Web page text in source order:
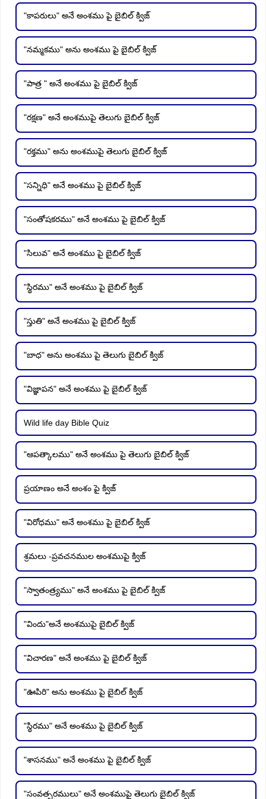
"కాపరులు" అనే అంశము పై బైబిల్ క్విజ్
"నమ్మకము" అను అంశము పై బైబిల్ క్విజ్
"పాత్ర " అనే అంశము పై బైబిల్ క్విజ్
"రక్షణ" అనే అంశముపై తెలుగు బైబిల్ క్విజ్
"రక్తము" అను అంశముపై తెలుగు బైబిల్ క్విజ్
"సన్నిధి" అనే అంశము పై బైబిల్ క్విజ్
"సంతోషకరము" అనే అంశము పై బైబిల్ క్విజ్
"సిలువ" అనే అంశము పై బైబిల్ క్విజ్
"స్థిరము" అనే అంశము పై బైబిల్ క్విజ్
"స్తుతి" అనే అంశము పై బైబిల్ క్విజ్
"బాధ" అను అంశము పై తెలుగు బైబిల్ క్విజ్
"విజ్ఞాపన" అనే అంశము పై బైబిల్ క్విజ్
Wild life day Bible Quiz
"ఆపత్కాలము" అనే అంశము పై తెలుగు బైబిల్ క్విజ్
ప్రయాణం అనే అంశం పై క్విజ్
"విరోధము" అనే అంశము పై బైబిల్ క్విజ్
శ్రమలు -ప్రవచనముల అంశముపై క్విజ్
"స్వాతంత్ర్యము" అనే అంశము పై బైబిల్ క్విజ్
"విందు"అనే అంశముపై బైబిల్ క్విజ్
"విచారణ" అనే అంశము పై బైబిల్ క్విజ్
"ఊపిరి" అను అంశము పై బైబిల్ క్విజ్
"స్థిరము" అనే అంశము పై బైబిల్ క్విజ్
"శాసనము" అనే అంశము పై బైబిల్ క్విజ్
"సంవత్సరములు" అనే అంశముపై తెలుగు బైబిల్ క్విజ్